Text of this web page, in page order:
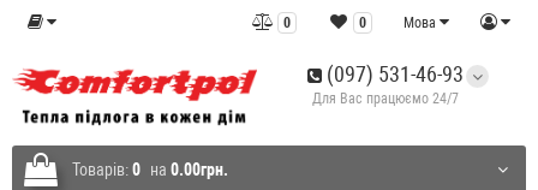
Мова
0
0
(097) 531-46-93
Для Вас працюємо 24/7
Товарів:0 на 0.00грн.